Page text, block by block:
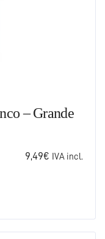
– Grande
9,49€ IVA incl.